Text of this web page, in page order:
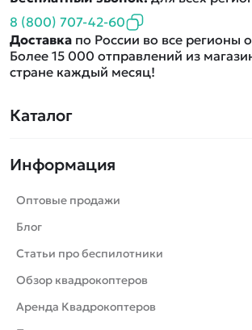
Каталог
Машинки
Танки
Вертолеты
Катера
Роботы
Самолеты
Информация
Оптовые продажи
Блог
Статьи про беспилотники
Обзор квадрокоптеров
Аренда Квадрокоптеров
8 (800) 707-42-60
Доставка по России во все регионы
Более 15 000 отправлений из
стране каждый месяц!